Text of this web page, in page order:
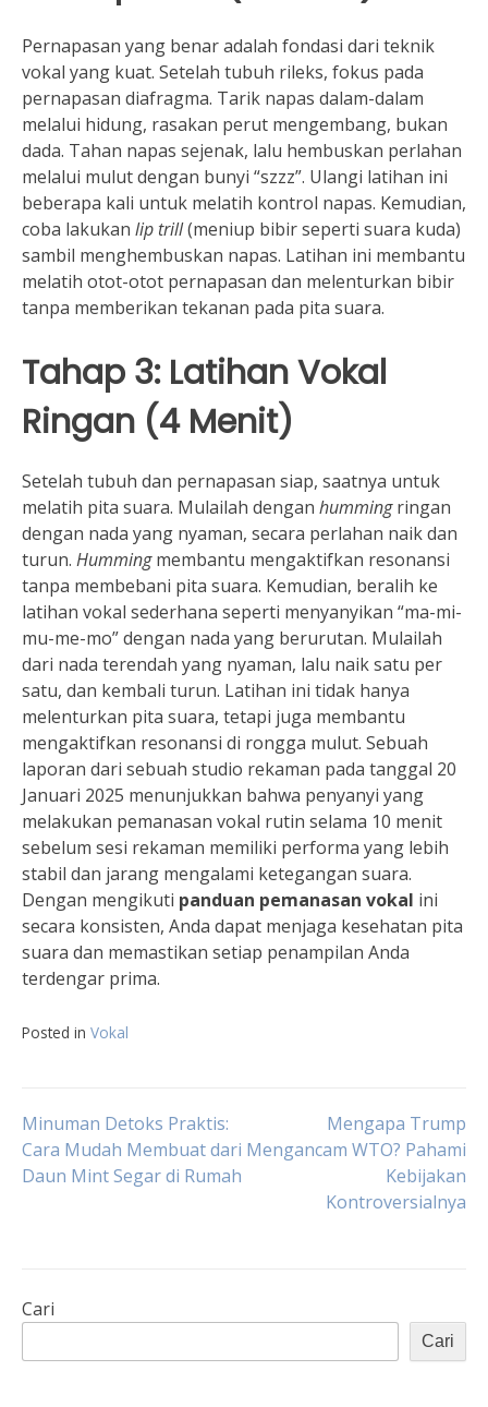
Pernapasan yang benar adalah fondasi dari teknik
vokal yang kuat. Setelah tubuh rileks, fokus pada
pernapasan diafragma. Tarik napas dalam-dalam
melalui hidung, rasakan perut mengembang, bukan
dada. Tahan napas sejenak, lalu hembuskan perlahan
melalui mulut dengan bunyi “szzz”. Ulangi latihan ini
beberapa kali untuk melatih kontrol napas. Kemudian,
coba lakukan lip trill(meniup bibir seperti suara kuda)
sambil menghembuskan napas. Latihan ini membantu
melatih otot-otot pernapasan dan melenturkan bibir
tanpa memberikan tekanan pada pita suara.
Tahap 3: Latihan Vokal
Ringan (4 Menit)
Setelah tubuh dan pernapasan siap, saatnya untuk
melatih pita suara. Mulailah dengan hummingringan
dengan nada yang nyaman, secara perlahan naik dan
turun. Hummingmembantu mengaktifkan resonansi
tanpa membebani pita suara. Kemudian, beralih ke
latihan vokal sederhana seperti menyanyikan “ma-mi-
mu-me-mo” dengan nada yang berurutan. Mulailah
dari nada terendah yang nyaman, lalu naik satu per
satu, dan kembali turun. Latihan ini tidak hanya
melenturkan pita suara, tetapi juga membantu
mengaktifkan resonansi di rongga mulut. Sebuah
laporan dari sebuah studio rekaman pada tanggal 20
Januari 2025 menunjukkan bahwa penyanyi yang
melakukan pemanasan vokal rutin selama 10 menit
sebelum sesi rekaman memiliki performa yang lebih
stabil dan jarang mengalami ketegangan suara.
Dengan mengikuti panduan pemanasan vokal ini
secara konsisten, Anda dapat menjaga kesehatan pita
suara dan memastikan setiap penampilan Anda
terdengar prima.
Posted in Vokal
Navigasi
pos
Minuman Detoks Praktis:
Cara Mudah Membuat dari
Daun Mint Segar di Rumah
Mengapa Trump
Mengancam WTO? Pahami
Kebijakan
Kontroversialnya
Cari
Cari